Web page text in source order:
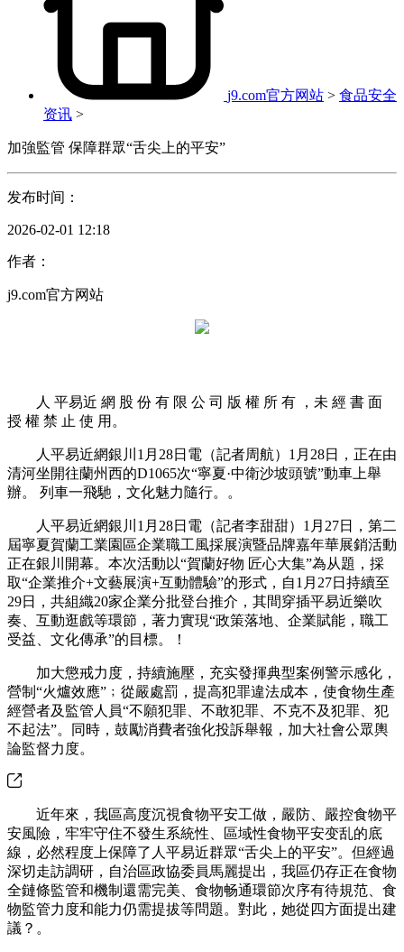
j9.com官方网站 > 食品安全
资讯 >
加強監管 保障群眾“舌尖上的平安”
发布时间：
2026-02-01 12:18
作者：
j9.com官方网站
人 平易近 網 股 份 有 限 公 司 版 權 所 有 ，未 經 書 面
授 權 禁 止 使 用。
人平易近網銀川1月28日電（記者周航）1月28日，正在由
清河坐開往蘭州西的D1065次“寧夏·中衛沙坡頭號”動車上舉
辦。 列車一飛馳，文化魅力隨行。。
人平易近網銀川1月28日電（記者李甜甜）1月27日，第二
屆寧夏賀蘭工業園區企業職工風採展演暨品牌嘉年華展銷活動
正在銀川開幕。本次活動以“賀蘭好物 匠心大集”為从題，採
取“企業推介+文藝展演+互動體驗”的形式，自1月27日持續至
29日，共組織20家企業分批登台推介，其間穿插平易近樂吹
奏、互動逛戲等環節，著力實現“政策落地、企業賦能，職工
受益、文化傳承”的目標。！
加大懲戒力度，持續施壓，充实發揮典型案例警示感化，
營制“火爐效應”﹔從嚴處罰，提高犯罪違法成本，使食物生產
經營者及監管人員“不願犯罪、不敢犯罪、不克不及犯罪、犯
不起法”。同時，鼓勵消費者強化投訴舉報，加大社會公眾輿
論監督力度。
近年來，我區高度沉視食物平安工做，嚴防、嚴控食物平
安風險，牢牢守住不發生系統性、區域性食物平安变乱的底
線，必然程度上保障了人平易近群眾“舌尖上的平安”。但經過
深切走訪調研，自治區政協委員馬麗提出，我區仍存正在食物
全鏈條監管和機制還需完美、食物畅通環節次序有待規范、食
物監管力度和能力仍需提拔等問題。對此，她從四方面提出建
議？。